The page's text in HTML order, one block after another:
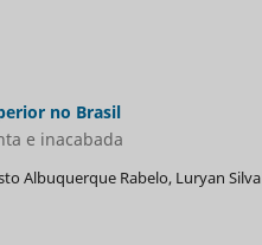
no Brasil
e inacabada
Albuquerque Rabelo, Luryan Silva